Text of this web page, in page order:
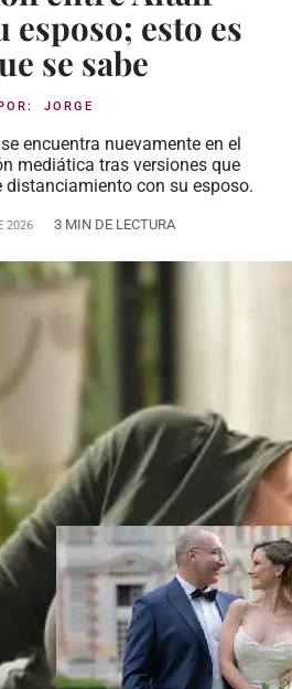
esposo; esto es
se sabe
JORGE
encuentra nuevamente en el
mediática tras versiones que
con su esposo.
2026 3 MIN DE LECTURA